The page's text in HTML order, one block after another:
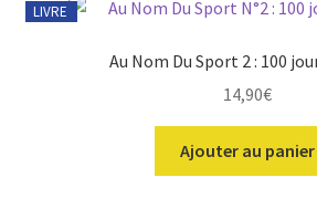
LIVRE
Au Nom Du Sport 2 : 100
14,90€
Ajouter au panier